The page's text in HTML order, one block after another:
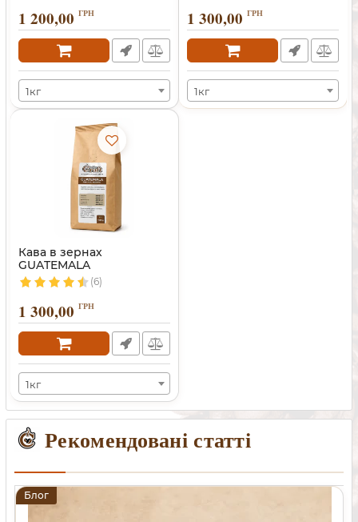
1 200,00 ГРН
1кг
1 300,00 ГРН
1кг
Кава в зернах
GUATEMALA
(6)
1 300,00 ГРН
1кг
Рекомендовані статті
Блог